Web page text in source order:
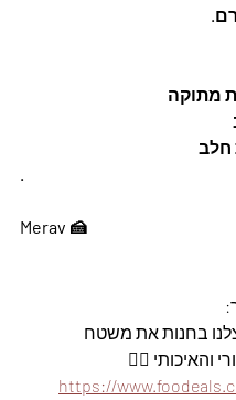
.
Merav 🍰
בחנות את משטח
והאיכותי 👇🏽
https://